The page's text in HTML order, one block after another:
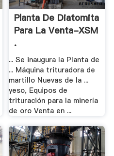
Planta De Diatomita
Para La Venta-XSM
.
... Se inaugura la Planta de
... Máquina trituradora de
martillo Nuevas de la ...
yeso, Equipos de
trituración para la minería
de oro Venta en ...